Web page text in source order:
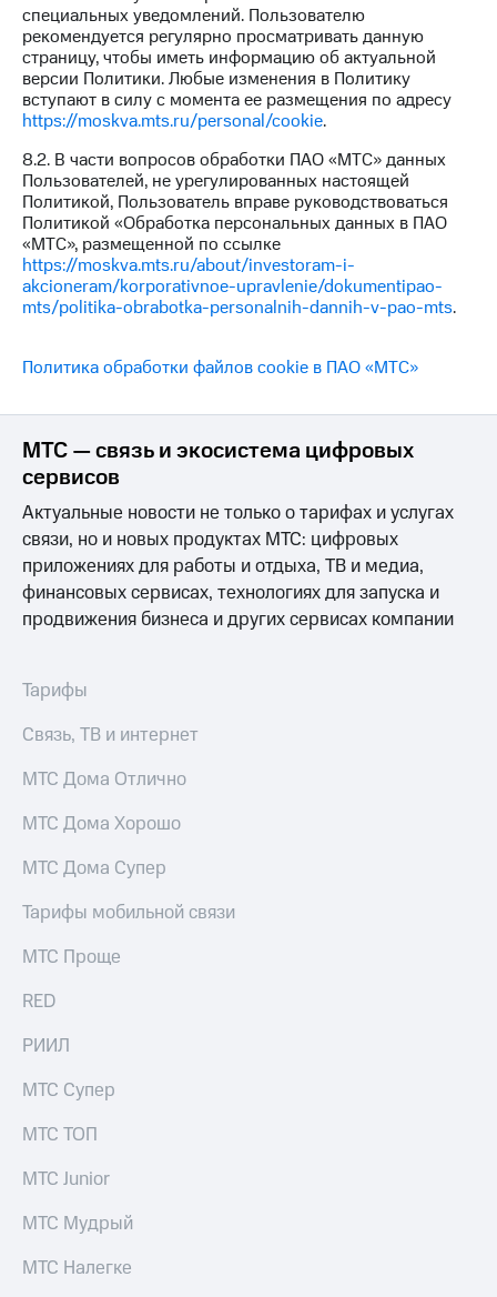
специальных уведомлений. Пользователю
рекомендуется регулярно просматривать данную
страницу, чтобы иметь информацию об актуальной
версии Политики. Любые изменения в Политику
вступают в силу с момента ее размещения по адресу
https://moskva.mts.ru/personal/cookie.
8.2. В части вопросов обработки ПАО «МТС» данных
Пользователей, не урегулированных настоящей
Политикой, Пользователь вправе руководствоваться
Политикой «Обработка персональных данных в ПАО
«МТС», размещенной по ссылке
https://moskva.mts.ru/about/investoram-i-
akcioneram/korporativnoe-upravlenie/dokumentipao-
mts/politika-obrabotka-personalnih-dannih-v-pao-mts.
Политика обработки файлов cookie в ПАО «МТС»
МТС — связь и экосистема цифровых
сервисов
Актуальные новости не только о тарифах и услугах
связи, но и новых продуктах МТС: цифровых
приложениях для работы и отдыха, ТВ и медиа,
финансовых сервисах, технологиях для запуска и
продвижения бизнеса и других сервисах компании
Тарифы
Связь, ТВ и интернет
МТС Дома Отлично
МТС Дома Хорошо
МТС Дома Супер
Тарифы мобильной связи
МТС Проще
RED
РИИЛ
МТС Супер
МТС ТОП
МТС Junior
МТС Мудрый
МТС Налегке